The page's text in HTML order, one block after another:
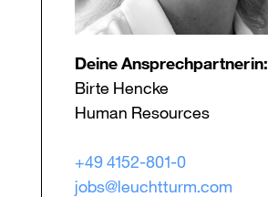
Deine Ansprechpartnerin:
Birte Hencke
Human Resources
+49 4152-801-0
jobs@leuchtturm.com